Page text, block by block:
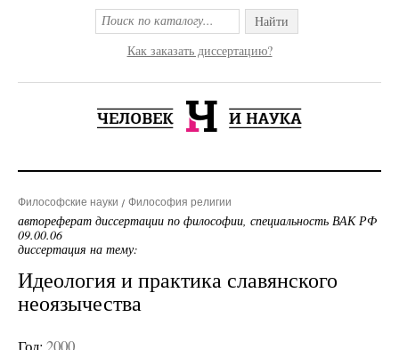
Найти
Как заказать диссертацию?
Философские науки Философия религии
автореферат диссертации по философии, специальность ВАК РФ
09.00.06
диссертация на тему:
Идеология и практика славянского
неоязычества